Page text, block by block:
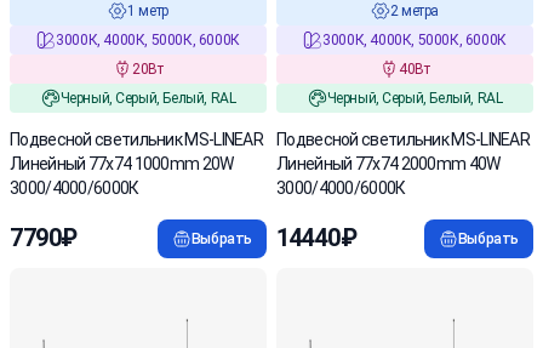
1 метр
3000К, 4000К, 5000К, 6000К
20Вт
Черный, Серый, Белый, RAL
Подвесной светильник MS-LINEAR
Линейный 77х74 1000mm 20W
3000/4000/6000К
7790₽ Выбрать
2 метра
3000К, 4000К, 5000К, 6000К
40Вт
Черный, Серый, Белый, RAL
Подвесной светильник MS-LINEAR
Линейный 77х74 2000mm 40W
3000/4000/6000К
14440₽ Выбрать